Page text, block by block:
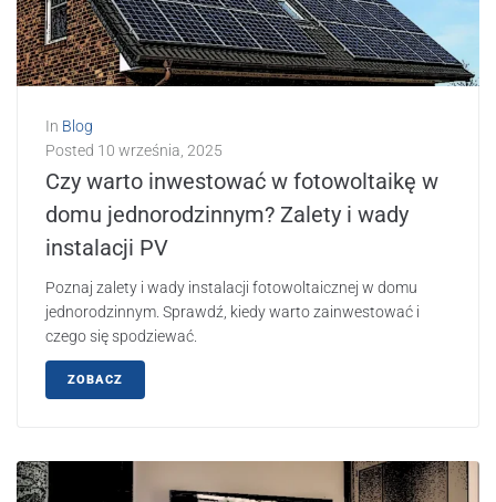
In Blog
Posted 10 września, 2025
Czy warto inwestować w fotowoltaikę w
domu jednorodzinnym? Zalety i wady
instalacji PV
Poznaj zalety i wady instalacji fotowoltaicznej w domu
jednorodzinnym. Sprawdź, kiedy warto zainwestować i
czego się spodziewać.
ZOBACZ